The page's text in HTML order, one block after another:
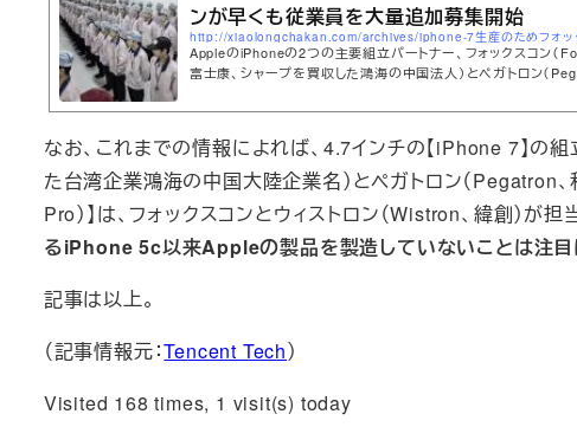
ンが早くも従業員を大量追加募集開始
AppleのiPhoneの2つの主要組立パートナー、フォックスコン（
富士康、シャープを買収した鴻海の中国法人）とペガトロン（
れは明らかに、今年秋に発売されるとみられる次世代iPhone【
なお、これまでの情報によれば、4.7インチの【iPhone 7】の
た台湾企業鴻海の中国大陸企業名）とペガトロン（Pegatron
Pro）】は、フォックスコンとウィストロン（Wistron、緯創）が
るiPhone 5c以来Appleの製品を製造していないことは注
記事は以上。
（記事情報元：Tencent Tech）
Visited 168 times, 1 visit(s) today